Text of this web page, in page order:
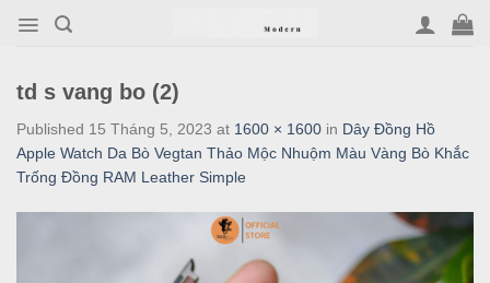
td s vang bo (2)
Published 15 Tháng 5, 2023 at 1600 × 1600 in Dây Đồng Hồ
Apple Watch Da Bò Vegtan Thảo Mộc Nhuộm Màu Vàng Bò Khắc
Trống Đồng RAM Leather Simple